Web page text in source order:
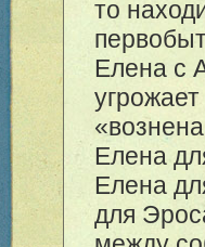
то
Елена с
Елена
Елена
для